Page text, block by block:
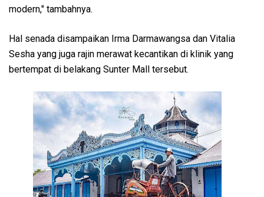
modern," tambahnya.
Hal senada disampaikan Irma Darmawangsa dan Vitalia
Sesha yang juga rajin merawat kecantikan di klinik yang
bertempat di belakang Sunter Mall tersebut.